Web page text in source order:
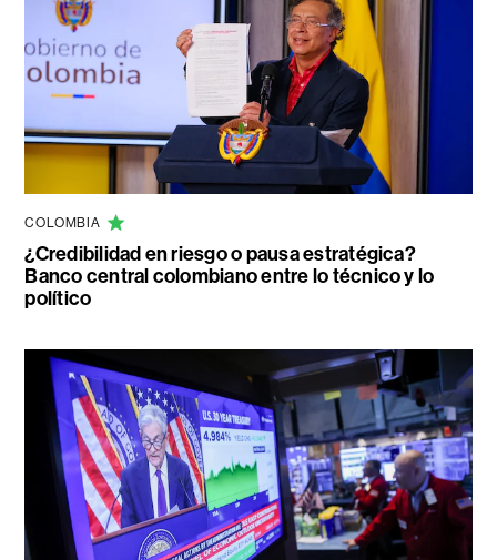
COLOMBIA
¿Credibilidad en riesgo o pausa estratégica?
Banco central colombiano entre lo técnico y lo
político